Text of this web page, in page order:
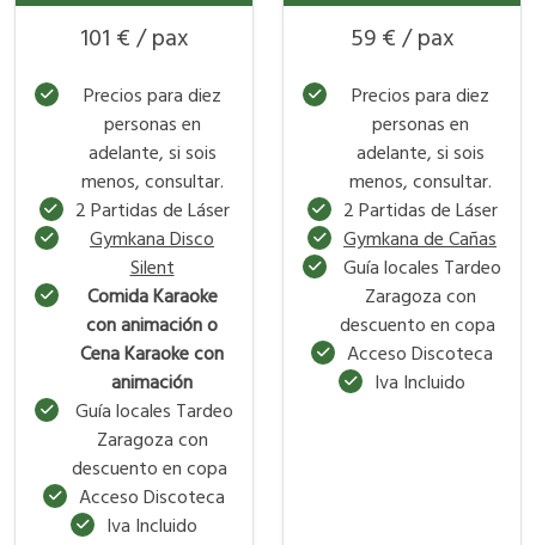
101 € / pax
Precios para diez
personas en
adelante, si sois
menos, consultar.
2 Partidas de Láser
Gymkana Disco
Silent
Comida Karaoke
con animación o
Cena Karaoke con
animación
Guía locales Tardeo
Zaragoza con
descuento en copa
Acceso Discoteca
Iva Incluido
59 € / pax
Precios para diez
personas en
adelante, si sois
menos, consultar.
2 Partidas de Láser
Gymkana de Cañas
Guía locales Tardeo
Zaragoza con
descuento en copa
Acceso Discoteca
Iva Incluido